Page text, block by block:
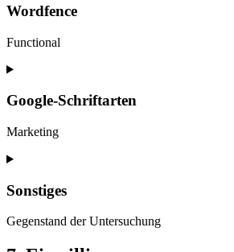
WordPress-
Wordfence
Functional
Consent
service
wordfence
Google-Schriftarten
Marketing
Einwilligung
Nutzung
Google-
Schriftarten
Sonstiges
Gegenstand der Untersuchung
Zustimmung